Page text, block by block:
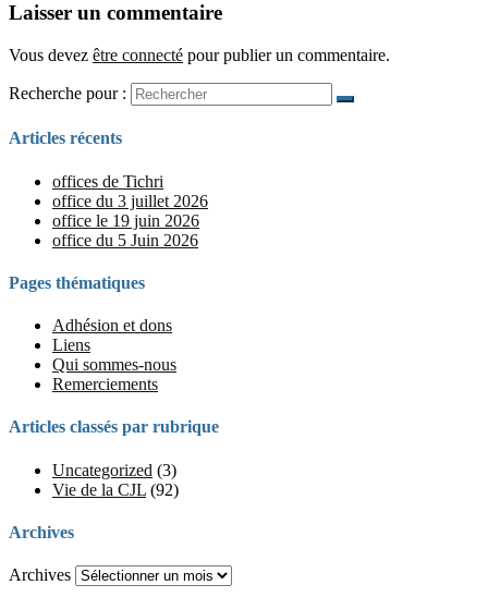
Laisser un commentaire
Vous devez être connecté pour publier un commentaire.
Recherche pour :
Articles récents
offices de Tichri
office du 3 juillet 2026
office le 19 juin 2026
office du 5 Juin 2026
Pages thématiques
Adhésion et dons
Liens
Qui sommes-nous
Remerciements
Articles classés par rubrique
Uncategorized (3)
Vie de la CJL (92)
Archives
Archives